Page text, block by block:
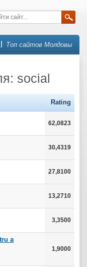
Топ сайтов Молдовы
social
Rating
62,0823
30,4319
27,8100
13,2710
3,3500
a
1,9000